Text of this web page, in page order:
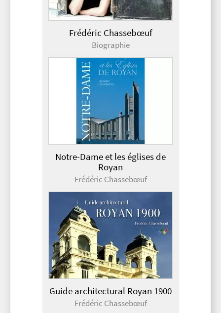
Frédéric Chassebœuf
Biographie
Notre-Dame et les églises de
Royan
Frédéric Chassebœuf
Guide architectural Royan 1900
Frédéric Chassebœuf